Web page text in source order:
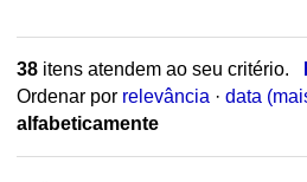
38itens atendem ao seu critério.
Ordenar por relevância · data
alfabeticamente